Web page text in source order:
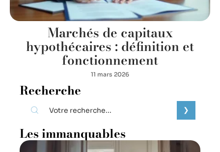
Marchés de capitaux
hypothécaires : définition et
fonctionnement
11 mars 2026
Recherche
Les immanquables